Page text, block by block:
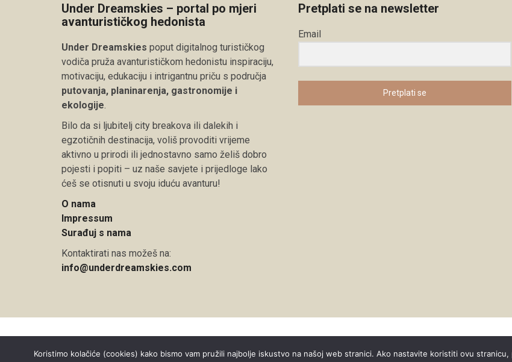
Under Dreamskies – portal po mjeri
avanturističkog hedonista
Under Dreamskies poput digitalnog turističkog
vodiča pruža avanturističkom hedonistu inspiraciju,
motivaciju, edukaciju i intrigantnu priču s područja
putovanja, planinarenja, gastronomije i
ekologije.
Bilo da si ljubitelj city breakova ili dalekih i
egzotičnih destinacija, voliš provoditi vrijeme
aktivno u prirodi ili jednostavno samo želiš dobro
pojesti i popiti – uz naše savjete i prijedloge lako
ćeš se otisnuti u svoju iduću avanturu!
O nama
Impressum
Surađuj s nama
Kontaktirati nas možeš na:
info@underdreamskies.com
Pretplati se na newsletter
Email
Pretplati se
Koristimo kolačiće (cookies) kako bismo vam pružili najbolje iskustvo na našoj web stranici. Ako nastavite koristiti ovu